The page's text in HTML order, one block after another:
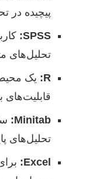
پیچیده در
SPSS:
تحلیل‌های
R:
یک محیط
قابلیت‌های
Minitab:
تحلیل‌های
Excel: